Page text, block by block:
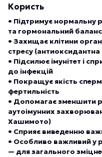
Користь
• Підтримує нормальну
та гормональний баланс
• Захищає клітини
стресу (антиоксидантна
• Підсилює імунітет і
до інфекцій
• Покращує якість
фертильність
• Допомагає зменшити
аутоімунних
Хашимото)
• Сприяє виведенню
• Особливо важливий у
— для загального